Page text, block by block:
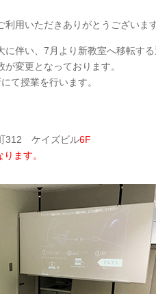
用いただきありがとうございます
に伴い、7月より新教室へ移転す
変更となっております。
て授業を行います。
312 ケイズビル6F
ます。